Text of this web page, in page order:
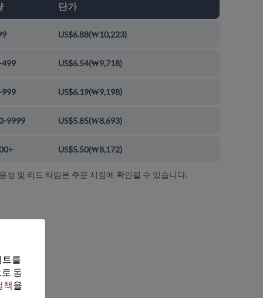
단가
US$6.88(₩10,223)
499 US$6.54(₩9,718)
999 US$6.19(₩9,198)
9999 US$5.85(₩8,693)
US$5.50(₩8,172)
성 및 리드 타임은 주문 시점에 확인될 수 있습니다.
트를
동
책을